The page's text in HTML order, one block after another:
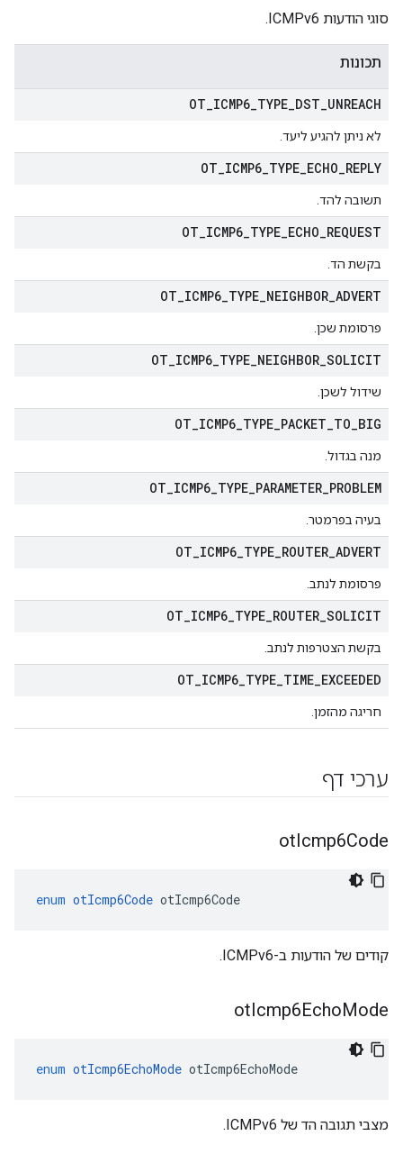
סוגי הודעות ICMPv6.
תכונות
OT ICMP6 TYPE DST UNREACH
לא ניתן להגיע ליעד.
OT ICMP6 TYPE ECHO REPLY
תשובה להד.
OT ICMP6 TYPE ECHO REQUEST
בקשת הד.
OT ICMP6 TYPE NEIGHBOR ADVERT
פרסומת שכן.
OT ICMP6 TYPE NEIGHBOR SOLICIT
שידול לשכן.
OT ICMP6 TYPE PACKET TO BIG
מנה בגדול.
OT ICMP6 TYPE PARAMETER PROBLEM
בעיה בפרמטר.
OT ICMP6 TYPE ROUTER ADVERT
פרסומת לנתב.
OT ICMP6 TYPE ROUTER SOLICIT
בקשת הצטרפות לנתב.
OT ICMP6 TYPE TIME EXCEEDED
חריגה מהזמן.
ערכי דף
otIcmp6Code
enum otIcmp6Code otIcmp6Code
קודים של הודעות ב-ICMPv6.
otIcmp6EchoMode
enum otIcmp6EchoMode otIcmp6EchoMode
מצבי תגובה הד של ICMPv6.